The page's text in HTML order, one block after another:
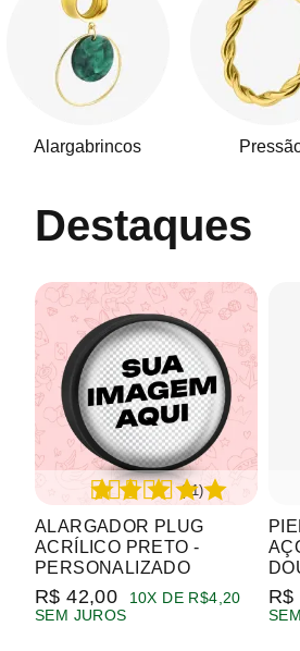
Alargabrincos
Destaques
ALARGADOR PLUG
ACRÍLICO PRETO -
PERSONALIZADO
(11)
R$ 42,00
10X DE R$4,20
SEM JUROS
R$